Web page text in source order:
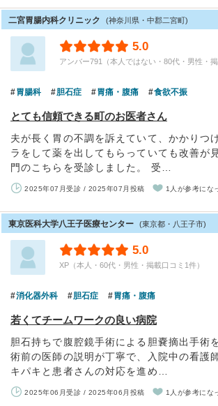
二宮胃腸内科クリニック (神奈川県・中郡二宮町)
5.0
アンバー791（本人ではない・80代・男性・掲
胃腸科 胆石症 胃痛・腹痛 食欲不振
とても信頼できる町のお医者さん
夫が長く胃の不調を訴えていて、かかりつ
ラをして薬を出してもらっていても改善が
門のこちらを受診しました。 受…
2025年07月受診 / 2025年07月投稿 1人が参考にな
東京医科大学八王子医療センター (東京都・八王子市)
5.0
XP（本人・60代・男性・掲載口コミ1件）
消化器外科 胆石症 胃痛・腹痛
若くてチームワークの良い病院
胆石持ちで腹腔鏡手術による胆嚢摘出手術
術前の医師の説明が丁寧で、入院中の看護
キパキと患者さんの対応を進め…
2025年06月受診 / 2025年06月投稿 1人が参考にな